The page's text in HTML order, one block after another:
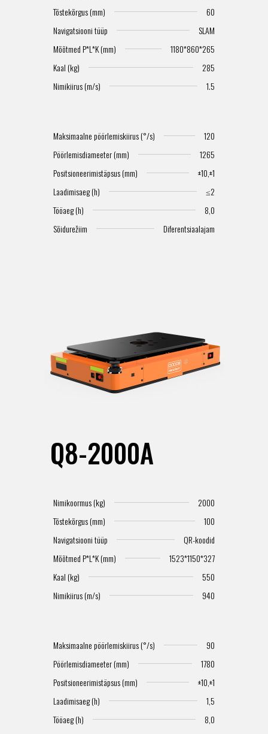
Tõstekõrgus (mm)
60
Navigatsiooni tüüp
SLAM
Mõõtmed P*L*K (mm)
1180*860*265
Kaal (kg)
285
Nimikiirus (m/s)
1.5
Maksimaalne pöörlemiskiirus (°/s)
120
Pöörlemisdiameeter (mm)
1265
Positsioneerimistäpsus (mm)
±10,±1
Laadimisaeg (h)
≤2
Tööaeg (h)
8,0
Sõidurežiim
Diferentsiaalajam
Q8-2000A
Nimikoormus (kg)
2000
Tõstekõrgus (mm)
100
Navigatsiooni tüüp
QR-koodid
Mõõtmed P*L*K (mm)
1523*1150*327
Kaal (kg)
550
Nimikiirus (m/s)
940
Maksimaalne pöörlemiskiirus (°/s)
90
Pöörlemisdiameeter (mm)
1780
Positsioneerimistäpsus (mm)
±10,±1
Laadimisaeg (h)
1,5
Tööaeg (h)
8,0